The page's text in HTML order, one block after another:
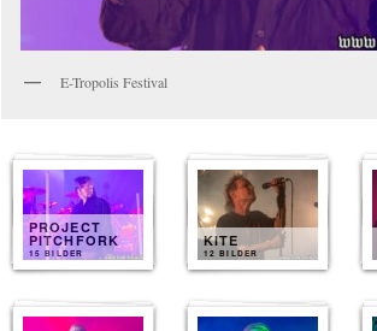
E-Tropolis Festival
PROJECT
PITCHFORK
15 BILDER
KITE
12 BILDER